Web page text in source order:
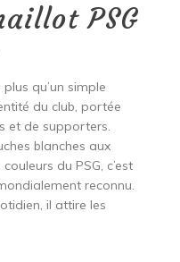
PSG
qu’un simple
du club, portée
et de supporters.
blanches aux
du PSG, c’est
reconnu.
il attire les